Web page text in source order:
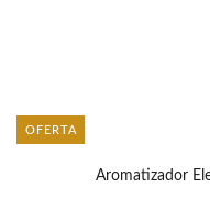
OFERTA
Aromatizador